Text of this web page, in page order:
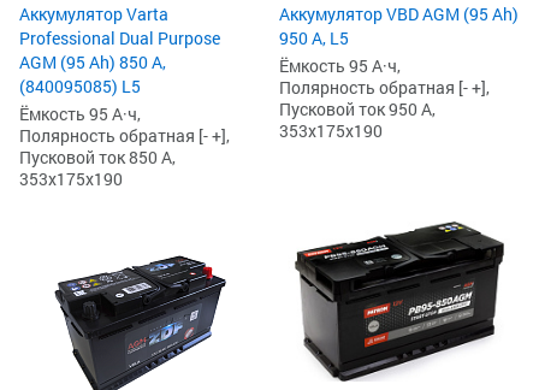
Аккумулятор Varta
Professional Dual Purpose
AGM (95 Ah) 850 А,
(840095085) L5
Ёмкость 95 А·ч,
Полярность обратная [- +],
Пусковой ток 850 А,
353x175x190
Аккумулятор VBD AGM (95 Ah)
950 А, L5
Ёмкость 95 А·ч,
Полярность обратная [- +],
Пусковой ток 950 А,
353x175x190